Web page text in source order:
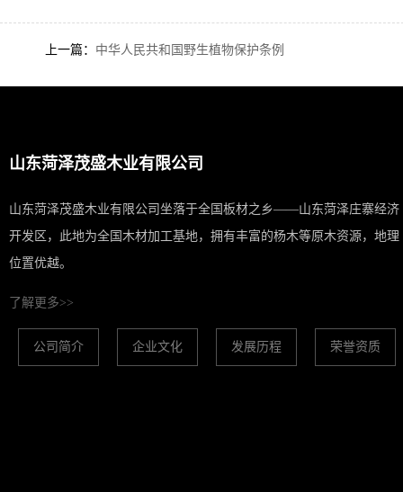
上一篇： 中华人民共和国野生植物保护条例
山东菏泽茂盛木业有限公司
山东菏泽茂盛木业有限公司坐落于全国板材之乡——山东菏泽庄寨经济
开发区，此地为全国木材加工基地，拥有丰富的杨木等原木资源，地理
位置优越。
了解更多>>
公司简介 企业文化 发展历程 荣誉资质